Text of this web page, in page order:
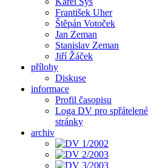
František Uher
Štěpán Votoček
Jan Zeman
Stanislav Zeman
Jiří Žáček
přílohy
Diskuse
informace
Profil časopisu
Loga DV pro spřátelené
stránky
archiv